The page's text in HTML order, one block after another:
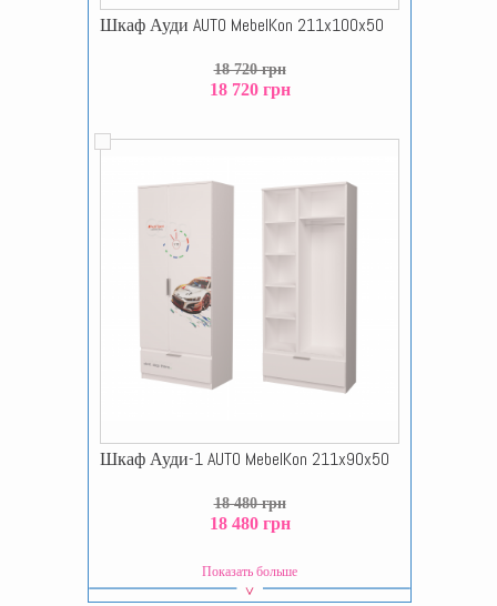
Шкаф Ауди AUTO MebelKon 211x100x50
18 720 грн
18 720 грн
Шкаф Ауди-1 AUTO MebelKon 211x90x50
18 480 грн
18 480 грн
Показать больше